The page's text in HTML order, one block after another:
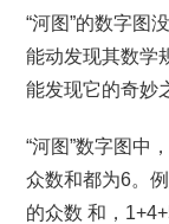
“河图”的数字图
能动发现其数学
能发现它的奇妙
“河图”数字图中
众数和都为6。
的众数 和，